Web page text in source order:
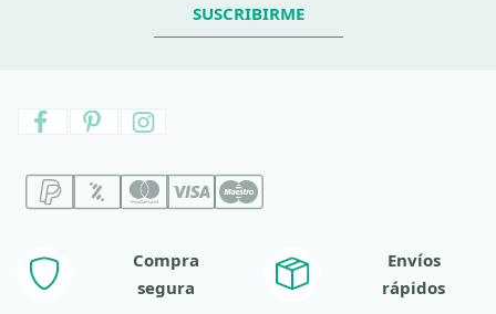
SUSCRIBIRME
Compra
segura
Envíos
rápidos